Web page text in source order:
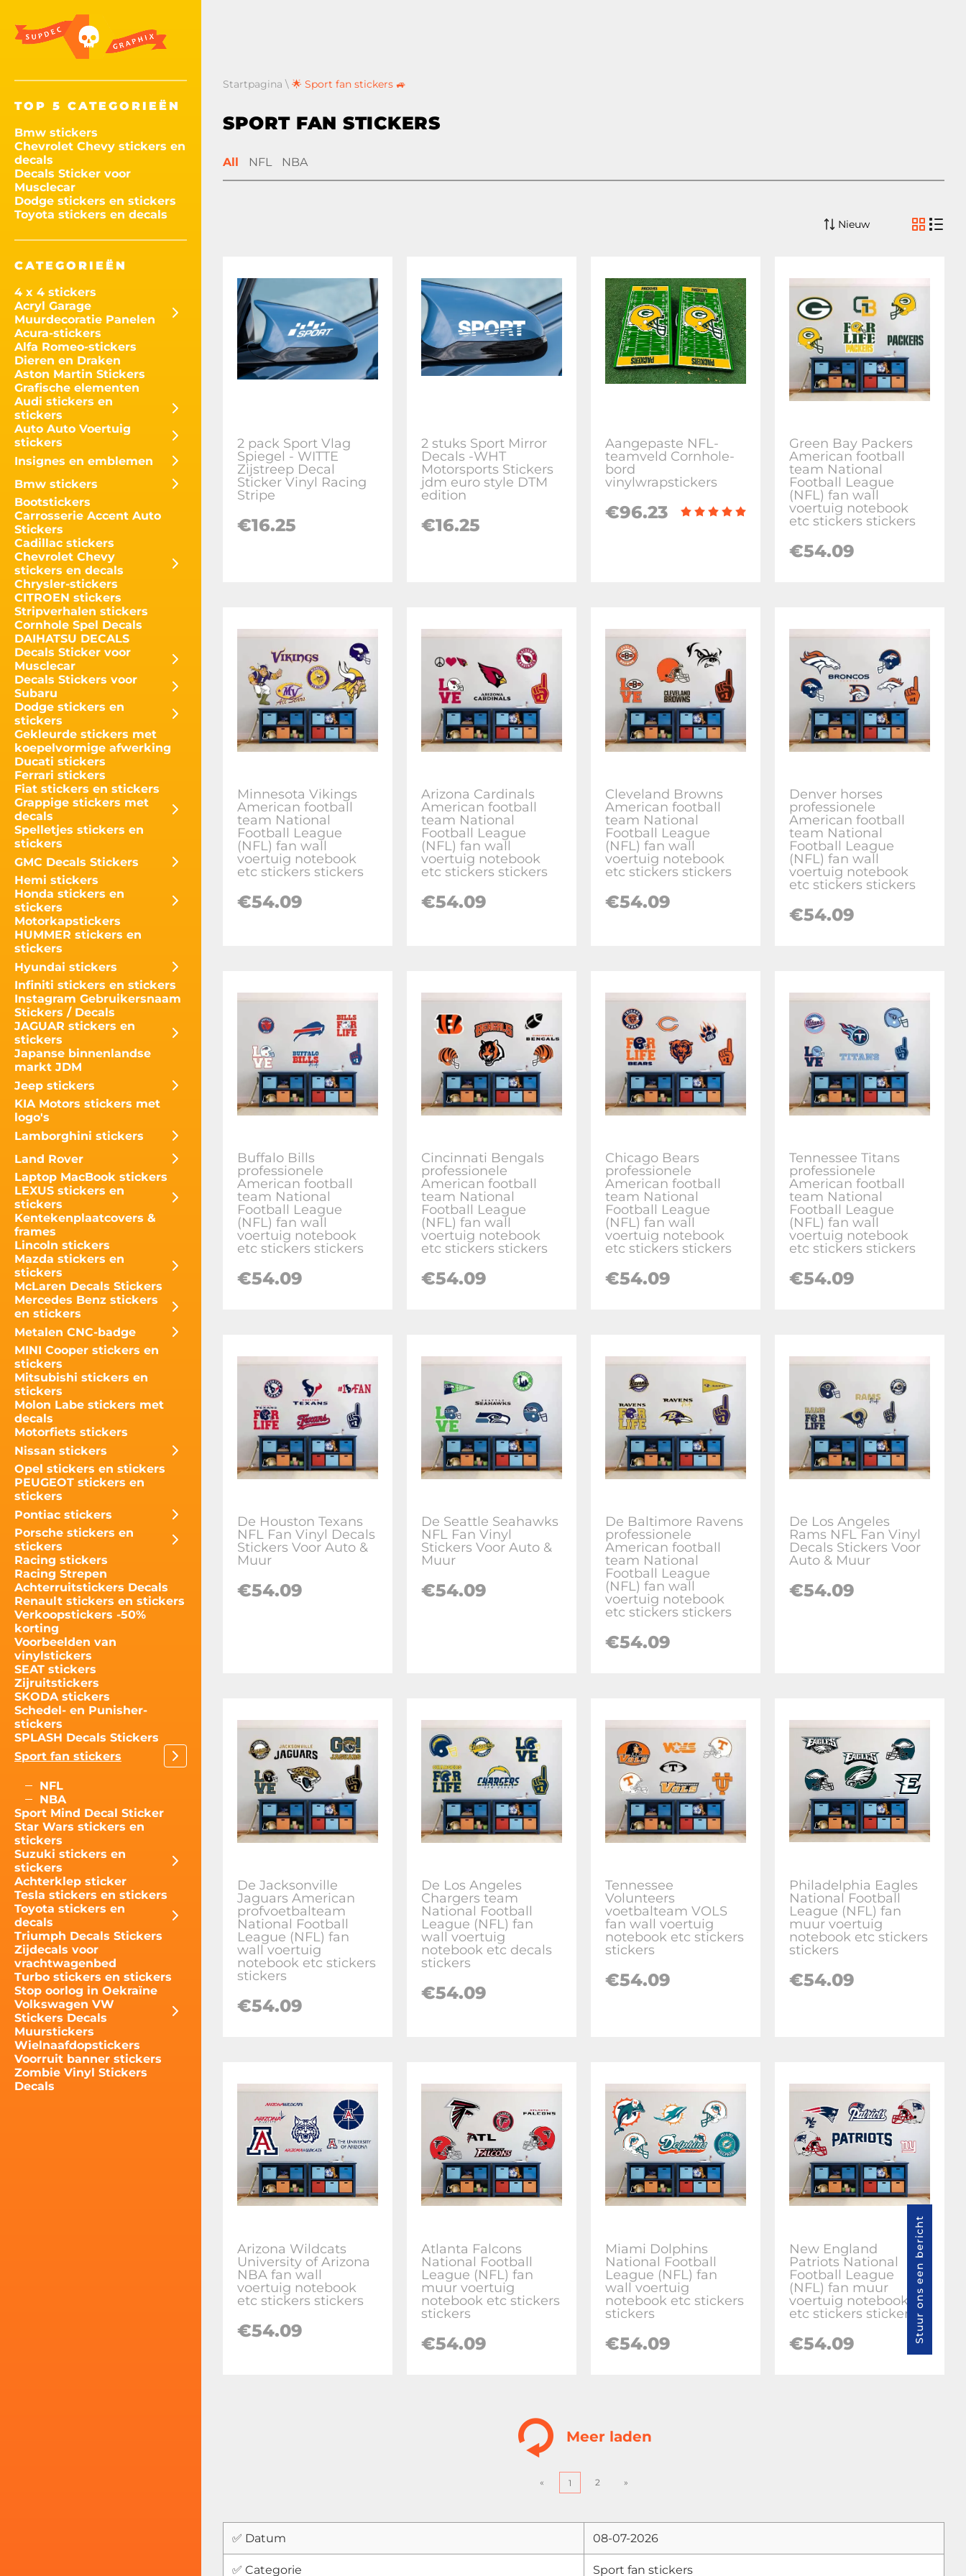
TOP 5 CATEGORIEËN
Bmw stickers
Chevrolet Chevy stickers en
decals
Decals Sticker voor
Musclecar
Dodge stickers en stickers
Toyota stickers en decals
CATEGORIEËN
4 x 4 stickers
Acryl Garage
Muurdecoratie Panelen
Acura-stickers
Alfa Romeo-stickers
Dieren en Draken
Aston Martin Stickers
Grafische elementen
Audi stickers en
stickers
Auto Auto Voertuig
stickers
Insignes en emblemen
Bmw stickers
Bootstickers
Carrosserie Accent Auto
Stickers
Cadillac stickers
Chevrolet Chevy
stickers en decals
Chrysler-stickers
CITROEN stickers
Stripverhalen stickers
Cornhole Spel Decals
DAIHATSU DECALS
Decals Sticker voor
Musclecar
Decals Stickers voor
Subaru
Dodge stickers en
stickers
Gekleurde stickers met
koepelvormige afwerking
Ducati stickers
Ferrari stickers
Fiat stickers en stickers
Grappige stickers met
decals
Spelletjes stickers en
stickers
GMC Decals Stickers
Hemi stickers
Honda stickers en
stickers
Motorkapstickers
HUMMER stickers en
stickers
Hyundai stickers
Infiniti stickers en stickers
Instagram Gebruikersnaam
Stickers / Decals
JAGUAR stickers en
stickers
Japanse binnenlandse
markt JDM
Jeep stickers
KIA Motors stickers met
logo's
Lamborghini stickers
Land Rover
Laptop MacBook stickers
LEXUS stickers en
stickers
Kentekenplaatcovers &
frames
Lincoln stickers
Mazda stickers en
stickers
McLaren Decals Stickers
Mercedes Benz stickers
en stickers
Metalen CNC-badge
MINI Cooper stickers en
stickers
Mitsubishi stickers en
stickers
Molon Labe stickers met
decals
Motorfiets stickers
Nissan stickers
Opel stickers en stickers
PEUGEOT stickers en
stickers
Pontiac stickers
Porsche stickers en
stickers
Racing stickers
Racing Strepen
Achterruitstickers Decals
Renault stickers en stickers
Verkoopstickers -50%
korting
Voorbeelden van
vinylstickers
SEAT stickers
Zijruitstickers
SKODA stickers
Schedel- en Punisher-
stickers
SPLASH Decals Stickers
Sport fan stickers
NFL
NBA
Sport Mind Decal Sticker
Star Wars stickers en
stickers
Suzuki stickers en
stickers
Achterklep sticker
Tesla stickers en stickers
Toyota stickers en
decals
Triumph Decals Stickers
Zijdecals voor
vrachtwagenbed
Turbo stickers en stickers
Stop oorlog in Oekraïne
Volkswagen VW
Stickers Decals
Muurstickers
Wielnaafdopstickers
Voorruit banner stickers
Zombie Vinyl Stickers
Decals
Startpagina \ 🌟 Sport fan stickers 🚙
SPORT FAN STICKERS
All NFL NBA
Nieuw
2 pack Sport Vlag
Spiegel - WITTE
Zijstreep Decal
Sticker Vinyl Racing
Stripe
€16.25
2 stuks Sport Mirror
Decals -WHT
Motorsports Stickers
jdm euro style DTM
edition
€16.25
Aangepaste NFL-
teamveld Cornhole-
bord
vinylwrapstickers
€96.23
Green Bay Packers
American football
team National
Football League
(NFL) fan wall
voertuig notebook
etc stickers stickers
€54.09
Minnesota Vikings
American football
team National
Football League
(NFL) fan wall
voertuig notebook
etc stickers stickers
€54.09
Arizona Cardinals
American football
team National
Football League
(NFL) fan wall
voertuig notebook
etc stickers stickers
€54.09
Cleveland Browns
American football
team National
Football League
(NFL) fan wall
voertuig notebook
etc stickers stickers
€54.09
Denver horses
professionele
American football
team National
Football League
(NFL) fan wall
voertuig notebook
etc stickers stickers
€54.09
Buffalo Bills
professionele
American football
team National
Football League
(NFL) fan wall
voertuig notebook
etc stickers stickers
€54.09
Cincinnati Bengals
professionele
American football
team National
Football League
(NFL) fan wall
voertuig notebook
etc stickers stickers
€54.09
Chicago Bears
professionele
American football
team National
Football League
(NFL) fan wall
voertuig notebook
etc stickers stickers
€54.09
Tennessee Titans
professionele
American football
team National
Football League
(NFL) fan wall
voertuig notebook
etc stickers stickers
€54.09
De Houston Texans
NFL Fan Vinyl Decals
Stickers Voor Auto &
Muur
€54.09
De Seattle Seahawks
NFL Fan Vinyl
Stickers Voor Auto &
Muur
€54.09
De Baltimore Ravens
professionele
American football
team National
Football League
(NFL) fan wall
voertuig notebook
etc stickers stickers
€54.09
De Los Angeles
Rams NFL Fan Vinyl
Decals Stickers Voor
Auto & Muur
€54.09
De Jacksonville
Jaguars American
profvoetbalteam
National Football
League (NFL) fan
wall voertuig
notebook etc stickers
stickers
€54.09
De Los Angeles
Chargers team
National Football
League (NFL) fan
wall voertuig
notebook etc decals
stickers
€54.09
Tennessee
Volunteers
voetbalteam VOLS
fan wall voertuig
notebook etc stickers
stickers
€54.09
Philadelphia Eagles
National Football
League (NFL) fan
muur voertuig
notebook etc stickers
stickers
€54.09
Arizona Wildcats
University of Arizona
NBA fan wall
voertuig notebook
etc stickers stickers
€54.09
Atlanta Falcons
National Football
League (NFL) fan
muur voertuig
notebook etc stickers
stickers
€54.09
Miami Dolphins
National Football
League (NFL) fan
wall voertuig
notebook etc stickers
stickers
€54.09
New England
Patriots National
Football League
(NFL) fan muur
voertuig notebook
etc stickers stickers
€54.09
Meer laden
« 1 2 »
✅ Datum 08-07-2026
✅ Categorie Sport fan stickers
Stuur ons een bericht